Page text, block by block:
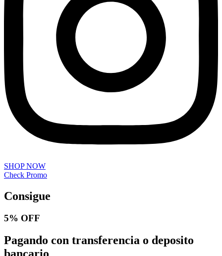
SHOP NOW
Check Promo
Consigue
5% OFF
Pagando con transferencia o deposito